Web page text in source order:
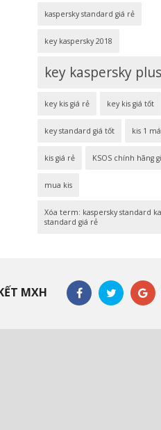
kaspersky standard giá rẻ
key kaspersky 2018
key kaspersky plus
key kis giá rẻ key kis giá tốt
key standard giá tốt kis 1
kis giá rẻ KSOS chính hãng
mua kis
Xóa term: kaspersky standard
standard giá rẻ
MXH